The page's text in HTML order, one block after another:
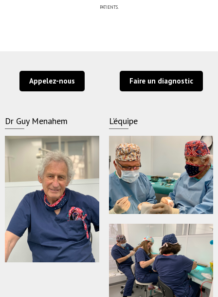
PATIENTS.
Appelez-nous
Dr Guy Menahem
Faire un diagnostic
L’équipe